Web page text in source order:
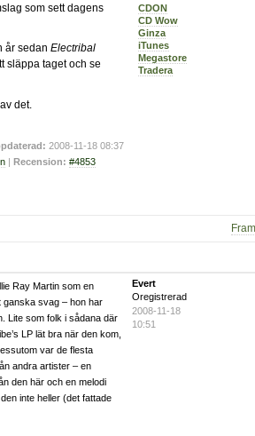
CDON
CD Wow
Ginza
iTunes
Megastore
Tradera
som sett dagens
år sedan Electribal
släppa taget och se
det.
2008-11-18 08:37
Recension: #4853
Ray Martin som en
ganska svag – hon har
Lite som folk i sådana där
LP lät bra när den kom,
var de flesta
andra artister – en
den här och en melodi
inte heller (det fattade
Evert
Oregistrerad
2008-11-18
10:51